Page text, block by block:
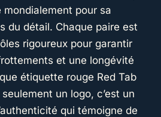
pour sa
du détail. Chaque paire est
rigoureux pour garantir
et une longévité
étiquette rouge Red Tab
un logo, c’est un
qui témoigne de